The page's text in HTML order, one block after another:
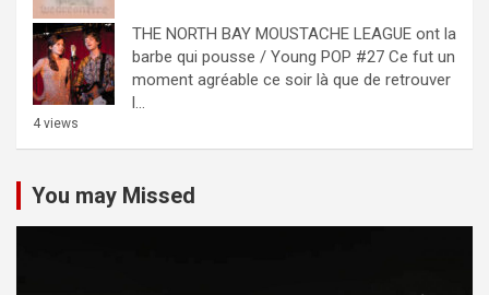
THE NORTH BAY MOUSTACHE LEAGUE ont la
barbe qui pousse / Young POP #27 Ce fut un
moment agréable ce soir là que de retrouver
l...
4 views
You may Missed